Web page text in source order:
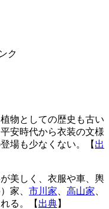
ク
物としての歴史も古い
安時代から衣装の文様
場も少なくない。【 出
美しく、衣服や車、輿
家、 市川家 高山家
る。【 出典】